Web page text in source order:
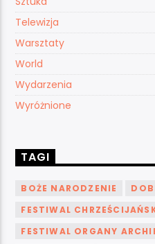
Telewizja
Warsztaty
World
Wydarzenia
Wyróżnione
TAGI
BOŻE NARODZENIE
FESTIWAL
FESTIWAL ORGANY